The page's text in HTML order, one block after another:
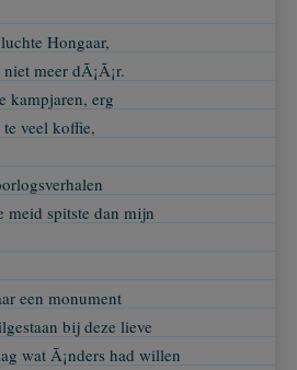
Hongaar,
meer dÃ¡Ã¡r.
kampjaren, erg
veel koffie,
meid spitste dan mijn
een monument
bij deze lieve
wat Ã¡nders had willen